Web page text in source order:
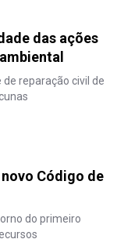
das ações
reparação civil de
Código de
do primeiro